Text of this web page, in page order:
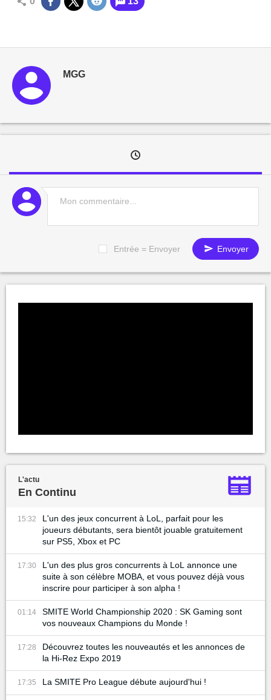
MGG
Entrée = Envoyer Envoyer
L'actu
En Continu
15:32
L'un des jeux concurrent à LoL, parfait pour les
joueurs débutants, sera bientôt jouable gratuitement
sur PS5, Xbox et PC
17:30
L'un des plus gros concurrents à LoL annonce une
suite à son célèbre MOBA, et vous pouvez déjà vous
inscrire pour participer à son alpha !
01:14
SMITE World Championship 2020 : SK Gaming sont
vos nouveaux Champions du Monde !
17:28
Découvrez toutes les nouveautés et les annonces de
la Hi-Rez Expo 2019
17:35 La SMITE Pro League débute aujourd'hui !